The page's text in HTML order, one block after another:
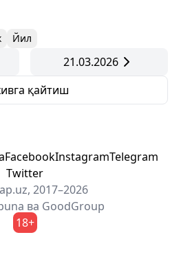
Йил
21.03.2026
қайтиш
FacebookInstagramTelegram
Twitter
2017–2026
ва GoodGroup
18+